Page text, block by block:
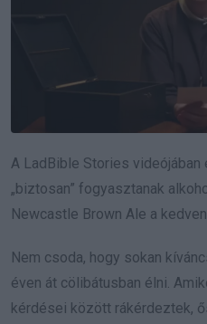
A LadBible Stories videójában
„biztosan” fogyasztanak
Newcastle Brown Ale a
Nem csoda, hogy sokan
éven át cölibátusban élni.
kérdései között rákérdeztek,